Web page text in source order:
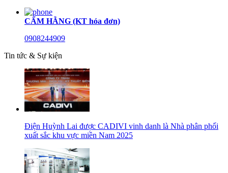
CẨM HẰNG (KT hóa đơn)
0908244909
Tin tức & Sự kiện
Điện Huỳnh Lai được CADIVI vinh danh là Nhà phân phối
xuất sắc khu vực miền Nam 2025